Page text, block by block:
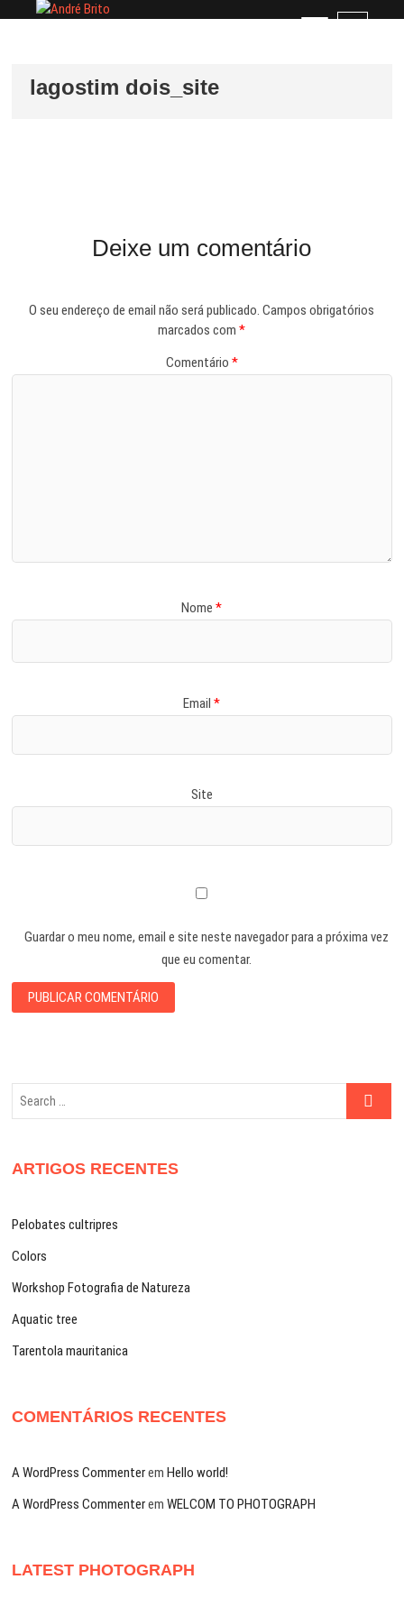
André Brito
PERFIL PROFISSIONAL
M
lagostim dois_site
Deixe um comentário
O seu endereço de email não será publicado. Campos obrigatórios
marcados com*
Comentário *
Nome*
Email*
Site
Guardar o meu nome, email e site neste navegador para a próxima vez
que eu comentar.
Search
ARTIGOS RECENTES
Pelobates cultripres
Colors
Workshop Fotografia de Natureza
Aquatic tree
Tarentola mauritanica
COMENTÁRIOS RECENTES
A WordPress CommenteremHello world!
A WordPress CommenteremWELCOM TO PHOTOGRAPH
LATEST PHOTOGRAPH